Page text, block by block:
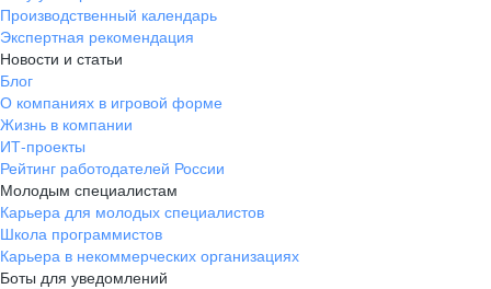
Производственный календарь
Экспертная рекомендация
Новости и статьи
Блог
О компаниях в игровой форме
Жизнь в компании
ИТ-проекты
Рейтинг работодателей России
Молодым специалистам
Карьера для молодых специалистов
Школа программистов
Карьера в некоммерческих организациях
Боты для уведомлений